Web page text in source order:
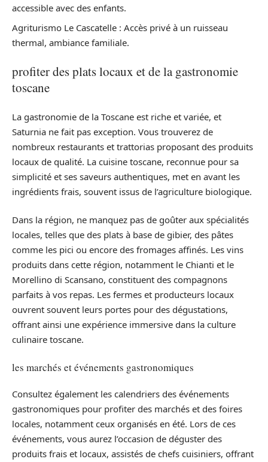
accessible avec des enfants.
Agriturismo Le Cascatelle : Accès privé à un ruisseau
thermal, ambiance familiale.
profiter des plats locaux et de la gastronomie
toscane
La gastronomie de la Toscane est riche et variée, et
Saturnia ne fait pas exception. Vous trouverez de
nombreux restaurants et trattorias proposant des produits
locaux de qualité. La cuisine toscane, reconnue pour sa
simplicité et ses saveurs authentiques, met en avant les
ingrédients frais, souvent issus de l’agriculture biologique.
Dans la région, ne manquez pas de goûter aux spécialités
locales, telles que des plats à base de gibier, des pâtes
comme les pici ou encore des fromages affinés. Les vins
produits dans cette région, notamment le Chianti et le
Morellino di Scansano, constituent des compagnons
parfaits à vos repas. Les fermes et producteurs locaux
ouvrent souvent leurs portes pour des dégustations,
offrant ainsi une expérience immersive dans la culture
culinaire toscane.
les marchés et événements gastronomiques
Consultez également les calendriers des événements
gastronomiques pour profiter des marchés et des foires
locales, notamment ceux organisés en été. Lors de ces
événements, vous aurez l’occasion de déguster des
produits frais et locaux, assistés de chefs cuisiniers, offrant